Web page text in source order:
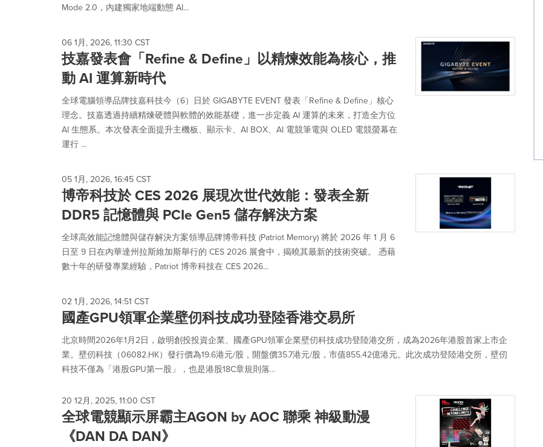
is
Mode 2.0，內建獨家地端動態 AI...
06 1月, 2026, 11:30 CST
技嘉發表會「Refine & Define」以精煉效能為核心，推
動 AI 運算新時代
全球電腦領導品牌技嘉科技今（6）日於 GIGABYTE EVENT 發表「Refine & Define」核心
理念。技嘉透過持續精煉硬體與軟體的效能基礎，進一步定義 AI 運算的未來，打造全方位
AI 生態系。本次發表全面提升主機板、顯示卡、AI BOX、AI 電競筆電與 OLED 電競螢幕在
運行 ...
05 1月, 2026, 16:45 CST
博帝科技於 CES 2026 展現次世代效能：發表全新
DDR5 記憶體與 PCIe Gen5 儲存解決方案
全球高效能記憶體與儲存解決方案領導品牌博帝科技 (Patriot Memory) 將於 2026 年 1 月 6
日至 9 日在內華達州拉斯維加斯舉行的 CES 2026 展會中，揭曉其最新的技術突破。 憑藉
數十年的研發專業經驗，Patriot 博帝科技在 CES 2026...
02 1月, 2026, 14:51 CST
國產GPU領軍企業壁仞科技成功登陸香港交易所
北京時間2026年1月2日，啟明創投投資企業、國產GPU領軍企業壁仞科技成功登陸港交所，成為2026年港股首家上市企
業。壁仞科技（06082.HK）發行價為19.6港元/股，開盤價35.7港元/股，市值855.42億港元。此次成功登陸港交所，壁仞
科技不僅為「港股GPU第一股」，也是港股18C章規則落...
20 12月, 2025, 11:00 CST
全球電競顯示屏霸主AGON by AOC 聯乘 神級動漫
《DAN DA DAN》